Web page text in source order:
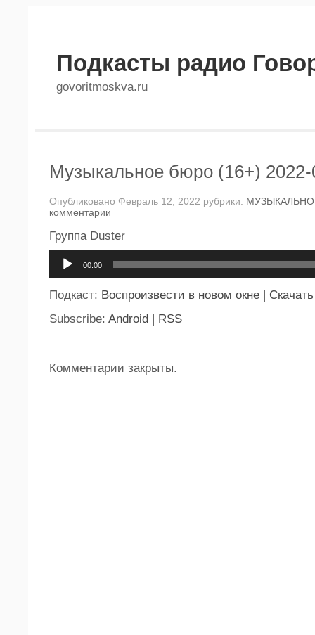
Подкасты радио
govoritmoskva.ru
Музыкальное бюро (16+) 2022-
Опубликовано Февраль 12, 2022 рубрики:
комментарии
Группа Duster
00:00
Подкаст: Воспроизвести в новом окне | Скачать
Subscribe: Android | RSS
Комментарии закрыты.